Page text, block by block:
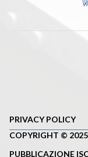
PRIVACY POLICY
COPYRIGHT ©
PUBBLICAZIONE